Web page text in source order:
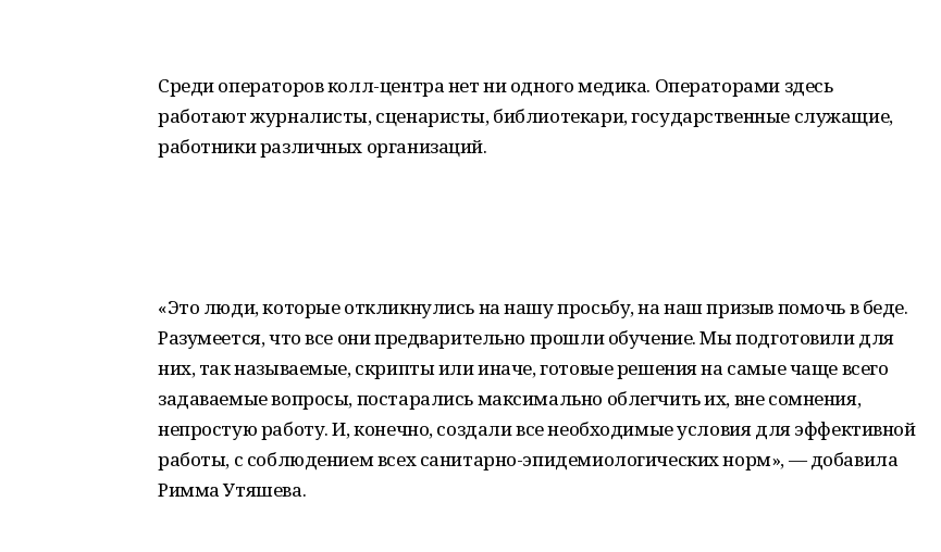
Среди операторов колл-центра нет ни одного медика. Операторами здесь
работают журналисты, сценаристы, библиотекари, государственные служащие,
работники различных организаций.
«Это люди, которые откликнулись на нашу просьбу, на наш призыв помочь в беде.
Разумеется, что все они предварительно прошли обучение. Мы подготовили для
них, так называемые, скрипты или иначе, готовые решения на самые чаще всего
задаваемые вопросы, постарались максимально облегчить их, вне сомнения,
непростую работу. И, конечно, создали все необходимые условия для эффективной
работы, с соблюдением всех санитарно-эпидемиологических норм», — добавила
Римма Утяшева.